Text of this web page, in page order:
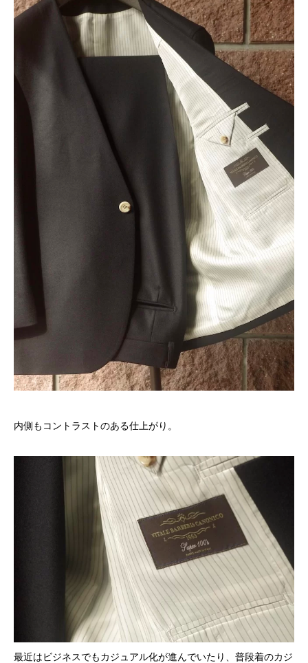
内側もコントラストのある仕上がり。
最近はビジネスでもカジュアル化が進んでいたり、普段着のカジ